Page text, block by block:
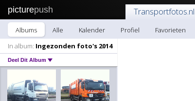
picturepush Transportfotos.nl
Albums Alle Kalender Profiel Favorieten
In album: Ingezonden foto's 2014
Deel Dit Album